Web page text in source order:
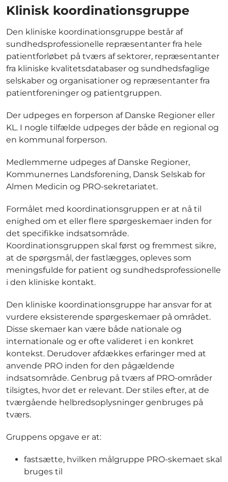
Klinisk koordinationsgruppe
Den kliniske koordinationsgruppe består af
sundhedsprofessionelle repræsentanter fra hele
patientforløbet på tværs af sektorer, repræsentanter
fra kliniske kvalitetsdatabaser og sundhedsfaglige
selskaber og organisationer og repræsentanter fra
patientforeninger og patientgruppen.
Der udpeges en forperson af Danske Regioner eller
KL. I nogle tilfælde udpeges der både en regional og
en kommunal forperson.
Medlemmerne udpeges af Danske Regioner,
Kommunernes Landsforening, Dansk Selskab for
Almen Medicin og PRO-sekretariatet.
Formålet med koordinationsgruppen er at nå til
enighed om et eller flere spørgeskemaer inden for
det specifikke indsatsområde.
Koordinationsgruppen skal først og fremmest sikre,
at de spørgsmål, der fastlægges, opleves som
meningsfulde for patient og sundhedsprofessionelle
i den kliniske kontakt.
Den kliniske koordinationsgruppe har ansvar for at
vurdere eksisterende spørgeskemaer på området.
Disse skemaer kan være både nationale og
internationale og er ofte valideret i en konkret
kontekst. Derudover afdækkes erfaringer med at
anvende PRO inden for den pågældende
indsatsområde. Genbrug på tværs af PRO-områder
tilsigtes, hvor det er relevant. Der stiles efter, at de
tværgående helbredsoplysninger genbruges på
tværs.
Gruppens opgave er at:
fastsætte, hvilken målgruppe PRO-skemaet skal
bruges til